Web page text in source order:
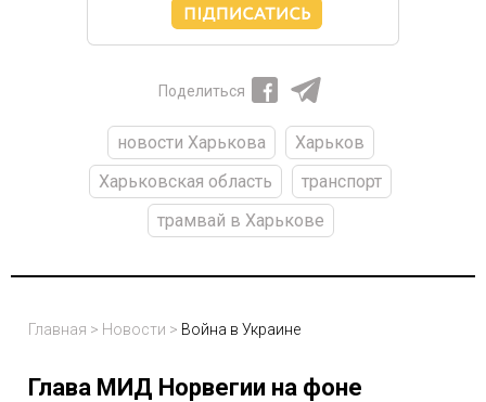
Поделиться
новости Харькова
Харьков
Харьковская область
транспорт
трамвай в Харькове
Главная > Новости > Война в Украине
Глава МИД Норвегии на фоне